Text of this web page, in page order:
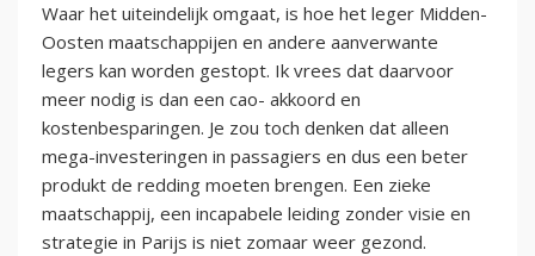
Waar het uiteindelijk omgaat, is hoe het leger Midden-
Oosten maatschappijen en andere aanverwante
legers kan worden gestopt. Ik vrees dat daarvoor
meer nodig is dan een cao- akkoord en
kostenbesparingen. Je zou toch denken dat alleen
mega-investeringen in passagiers en dus een beter
produkt de redding moeten brengen. Een zieke
maatschappij, een incapabele leiding zonder visie en
strategie in Parijs is niet zomaar weer gezond.